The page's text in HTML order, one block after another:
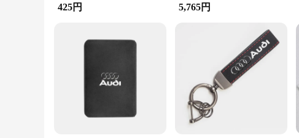
425円 5,765円